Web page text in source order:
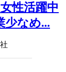
性活躍中
なめ...